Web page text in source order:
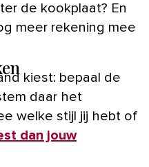
de kookplaat? En
meer rekening mee
kiest: bepaal de
daar het
welke stijl jij hebt of
dan jouw